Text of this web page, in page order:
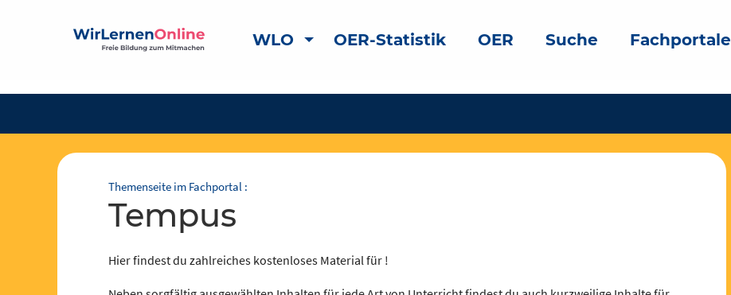
WLO OER-Statistik OER Suche Fachportale
Themenseite im Fachportal :
Tempus
Hier findest du zahlreiches kostenloses Material für !